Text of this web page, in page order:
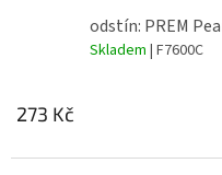
odstín: PREM
Skladem | F7600C
273 Kč